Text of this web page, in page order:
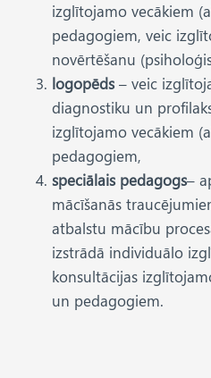
izglītojamo vecākiem
pedagogiem, veic
novērtēšanu
logopēds– veic
diagnostiku un
izglītojamo vecākiem
pedagogiem,
speciālais pedagogs–
mācīšanās
atbalstu mācību
izstrādā individuālo
konsultācijas
un pedagogiem.